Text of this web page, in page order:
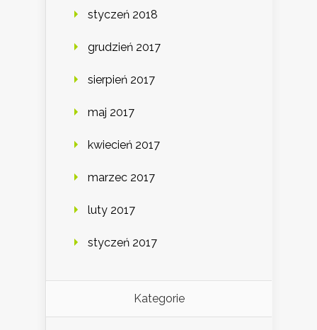
styczeń 2018
grudzień 2017
sierpień 2017
maj 2017
kwiecień 2017
marzec 2017
luty 2017
styczeń 2017
Kategorie